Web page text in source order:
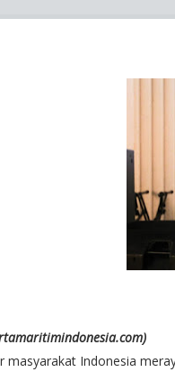
masyarakat Indonesia